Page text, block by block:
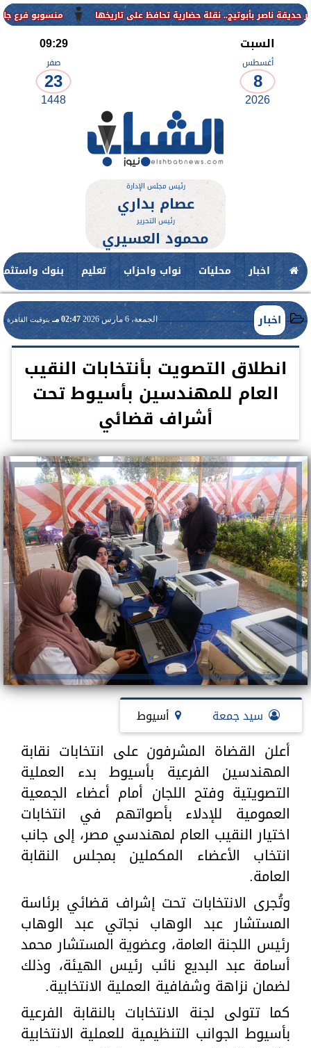
منسوبو فرع جامعة الأزهر للوجه
السبت
أغسطس
8
2026
09:29
صفر
23
1448
رئيس مجلس الإدارة
عصام بداري
رئيس التحرير
محمود العسيري
اخبار محليات نواب واحزاب تعليم بنوك
اخبار الجمعة، 6 مارس 2026 02:47 مـ بتوقيت القاهرة
انطلاق التصويت بأنتخابات النقيب
العام للمهندسين بأسيوط تحت
أشراف قضائي
سيد جمعة أسيوط
أعلن القضاة المشرفون على انتخابات نقابة
المهندسين الفرعية بأسيوط بدء العملية
التصويتية وفتح اللجان أمام أعضاء الجمعية
العمومية للإدلاء بأصواتهم في انتخابات
اختيار النقيب العام لمهندسي مصر، إلى جانب
انتخاب الأعضاء المكملين بمجلس النقابة
العامة.
وتُجرى الانتخابات تحت إشراف قضائي برئاسة
المستشار عبد الوهاب نجاتي عبد الوهاب
رئيس اللجنة العامة، وعضوية المستشار محمد
أسامة عبد البديع نائب رئيس الهيئة، وذلك
لضمان نزاهة وشفافية العملية الانتخابية.
كما تتولى لجنة الانتخابات بالنقابة الفرعية
بأسيوط الجوانب التنظيمية للعملية الانتخابية